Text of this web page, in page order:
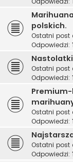
polskich.
Ostatni post
Odpowiedzi:
Ostatni post
Odpowiedzi:
Ostatni post
Odpowiedzi:
Ostatni post
Odpowiedzi: